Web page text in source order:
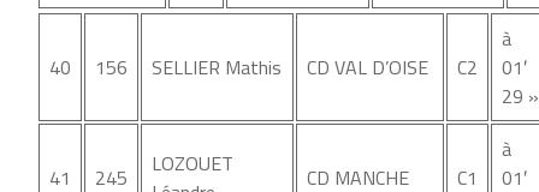
40 156 SELLIER Mathis CD VAL D’OISE C2
à
01′
29 »
41 245
LOZOUET
CD MANCHE C1
à
01′